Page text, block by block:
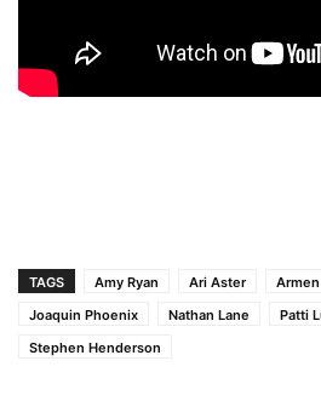
TAGS Amy Ryan Ari Aster
Joaquin Phoenix
Nathan Lane
Patti
Stephen Henderson